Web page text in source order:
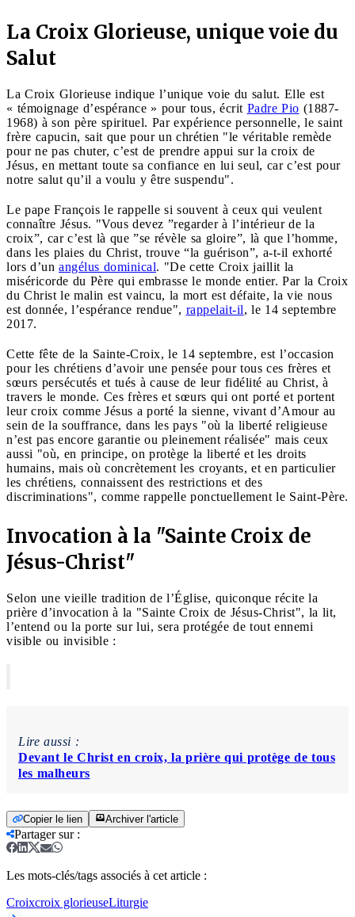
La Croix Glorieuse, unique voie du
Salut
La Croix Glorieuse indique l’unique voie du salut. Elle est
« témoignage d’espérance » pour tous, écrit Padre Pio (1887-
1968) à son père spirituel. Par expérience personnelle, le saint
frère capucin, sait que pour un chrétien "le véritable remède
pour ne pas chuter, c’est de prendre appui sur la croix de
Jésus, en mettant toute sa confiance en lui seul, car c’est pour
notre salut qu’il a voulu y être suspendu".
Le pape François le rappelle si souvent à ceux qui veulent
connaître Jésus. "Vous devez ”regarder à l’intérieur de la
croix”, car c’est là que ”se révèle sa gloire”, là que l’homme,
dans les plaies du Christ, trouve “la guérison”, a-t-il exhorté
lors d’un angélus dominical. "De cette Croix jaillit la
miséricorde du Père qui embrasse le monde entier. Par la Croix
du Christ le malin est vaincu, la mort est défaite, la vie nous
est donnée, l’espérance rendue", rappelait-il, le 14 septembre
2017.
Cette fête de la Sainte-Croix, le 14 septembre, est l’occasion
pour les chrétiens d’avoir une pensée pour tous ces frères et
sœurs persécutés et tués à cause de leur fidélité au Christ, à
travers le monde. Ces frères et sœurs qui ont porté et portent
leur croix comme Jésus a porté la sienne, vivant d’Amour au
sein de la souffrance, dans les pays "où la liberté religieuse
n’est pas encore garantie ou pleinement réalisée" mais ceux
aussi "où, en principe, on protège la liberté et les droits
humains, mais où concrètement les croyants, et en particulier
les chrétiens, connaissent des restrictions et des
discriminations", comme rappelle ponctuellement le Saint-Père.
Invocation à la "Sainte Croix de
Jésus-Christ"
Selon une vieille tradition de l’Église, quiconque récite la
prière d’invocation à la "Sainte Croix de Jésus-Christ", la lit,
l’entend ou la porte sur lui, sera protégée de tout ennemi
visible ou invisible :
Lire aussi :
Devant le Christ en croix, la prière qui protège de tous
les malheurs
Copier le lien Archiver l'article
Partager sur:
Les mots-clés/tags associés à cet article :
Croixcroix glorieuseLiturgie